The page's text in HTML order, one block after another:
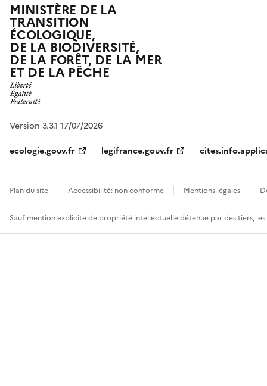
MINISTÈRE DE LA
TRANSITION
ÉCOLOGIQUE,
DE LA BIODIVERSITÉ,
DE LA FORÊT, DE LA MER
ET DE LA PÊCHE
Version 3.3.1 17/07/2026
ecologie.gouv.fr
legifrance.gouv.fr
Plan du site Accessibilité: non conforme Mentions légales
Sauf mention explicite de propriété intellectuelle détenue par des tiers,